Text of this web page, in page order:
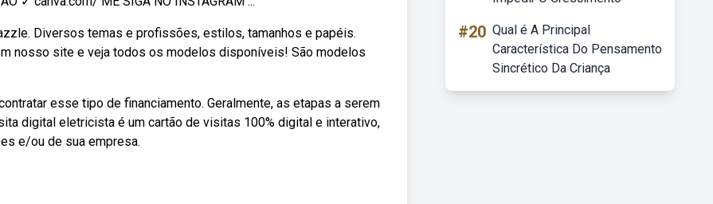
Diversos temas e profissões, estilos, tamanhos e papéis.
nosso site e veja todos os modelos disponíveis! São modelos
esse tipo de financiamento. Geralmente, as etapas a serem
digital eletricista é um cartão de visitas 100% digital e interativo,
e/ou de sua empresa.
#20 Qual é A Principal
Característica Do Pensamento
Sincrético Da Criança